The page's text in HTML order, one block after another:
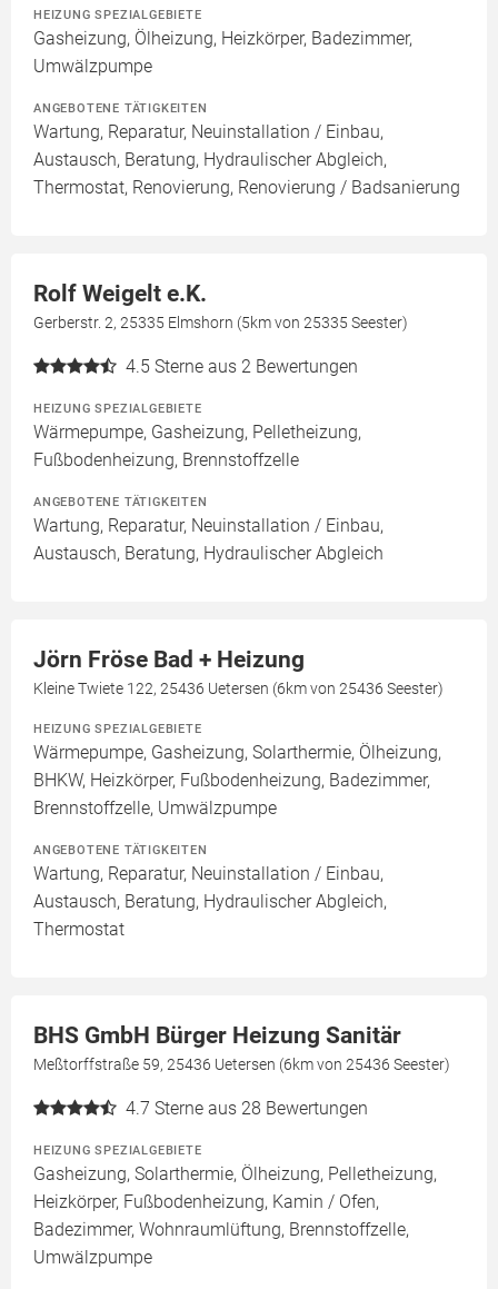
HEIZUNG SPEZIALGEBIETE
Gasheizung, Ölheizung, Heizkörper, Badezimmer,
Umwälzpumpe
ANGEBOTENE TÄTIGKEITEN
Wartung, Reparatur, Neuinstallation / Einbau,
Austausch, Beratung, Hydraulischer Abgleich,
Thermostat, Renovierung, Renovierung / Badsanierung
Rolf Weigelt e.K.
Gerberstr. 2, 25335 Elmshorn (5km von 25335 Seester)
4.5 Sterne aus 2 Bewertungen
HEIZUNG SPEZIALGEBIETE
Wärmepumpe, Gasheizung, Pelletheizung,
Fußbodenheizung, Brennstoffzelle
ANGEBOTENE TÄTIGKEITEN
Wartung, Reparatur, Neuinstallation / Einbau,
Austausch, Beratung, Hydraulischer Abgleich
Jörn Fröse Bad + Heizung
Kleine Twiete 122, 25436 Uetersen (6km von 25436 Seester)
HEIZUNG SPEZIALGEBIETE
Wärmepumpe, Gasheizung, Solarthermie, Ölheizung,
BHKW, Heizkörper, Fußbodenheizung, Badezimmer,
Brennstoffzelle, Umwälzpumpe
ANGEBOTENE TÄTIGKEITEN
Wartung, Reparatur, Neuinstallation / Einbau,
Austausch, Beratung, Hydraulischer Abgleich,
Thermostat
BHS GmbH Bürger Heizung Sanitär
Meßtorffstraße 59, 25436 Uetersen (6km von 25436 Seester)
4.7 Sterne aus 28 Bewertungen
HEIZUNG SPEZIALGEBIETE
Gasheizung, Solarthermie, Ölheizung, Pelletheizung,
Heizkörper, Fußbodenheizung, Kamin / Ofen,
Badezimmer, Wohnraumlüftung, Brennstoffzelle,
Umwälzpumpe